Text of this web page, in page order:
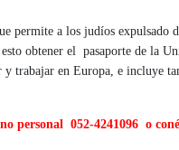
permite a los judíos expulsado
obtener el pasaporte de la
trabajar en Europa, e incluye
personal 052-4241096 o